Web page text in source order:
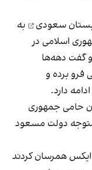
سعودی
به
اسلامی در
گفت دهه‌ها
فرو برده و
دارد.
حامی جمهوری
متوجه دولت مسعود
ایکس همرسان کردند